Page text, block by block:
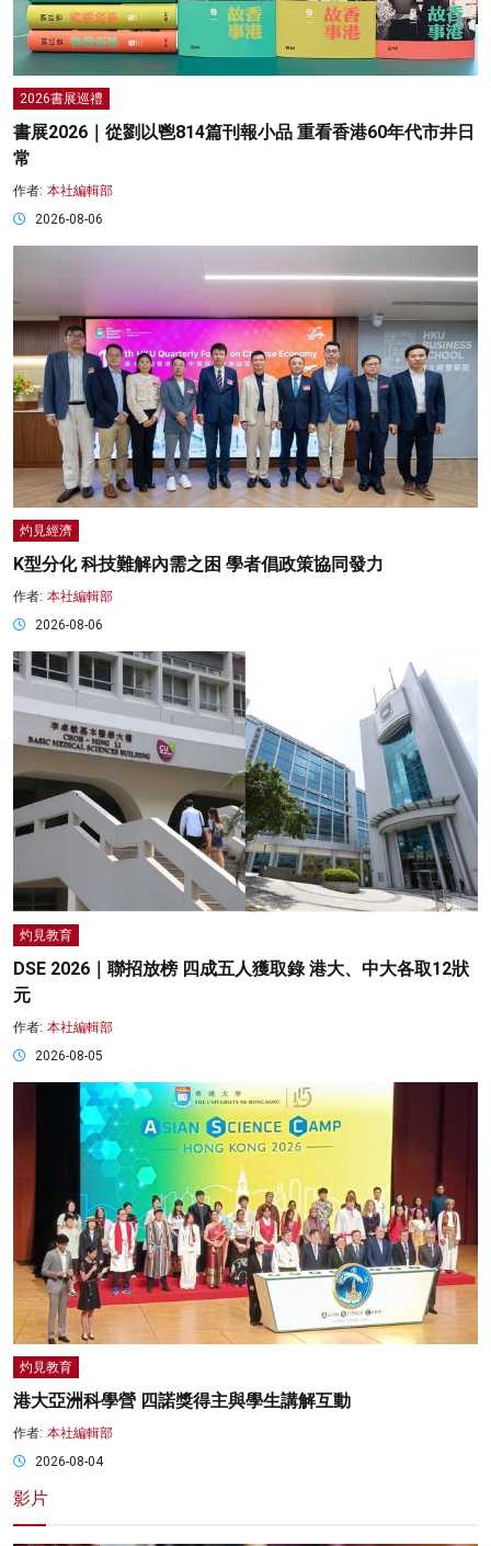
2026書展巡禮
書展2026｜從劉以鬯814篇刊報小品 重看香港60年代市井日
常
作者: 本社編輯部
2026-08-06
灼見經濟
K型分化 科技難解內需之困 學者倡政策協同發力
作者: 本社編輯部
2026-08-06
灼見教育
DSE 2026｜聯招放榜 四成五人獲取錄 港大、中大各取12狀
元
作者: 本社編輯部
2026-08-05
灼見教育
港大亞洲科學營 四諾獎得主與學生講解互動
作者: 本社編輯部
2026-08-04
影片